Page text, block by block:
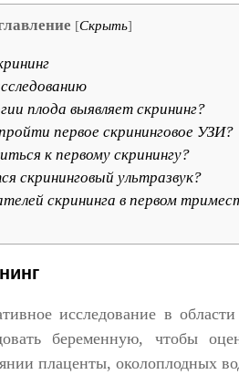
[Скрыть]
плода выявляет скрининг?
первое скрининговое УЗИ?
к первому скринингу?
скрининговый ультразвук?
скрининга в первом
исследование в
беременную, чтобы
плаценты, околоплодных